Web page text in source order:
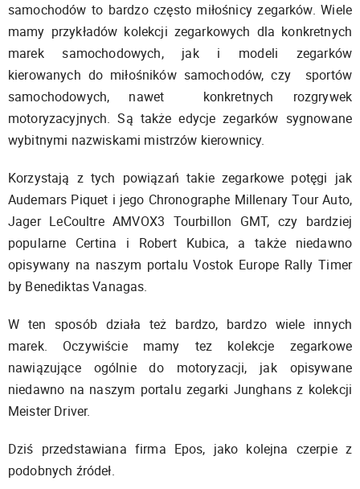
samochodów to bardzo często miłośnicy zegarków. Wiele
mamy przykładów kolekcji zegarkowych dla konkretnych
marek samochodowych, jak i modeli zegarków
kierowanych do miłośników samochodów, czy sportów
samochodowych, nawet konkretnych rozgrywek
motoryzacyjnych. Są także edycje zegarków sygnowane
wybitnymi nazwiskami mistrzów kierownicy.
Korzystają z tych powiązań takie zegarkowe potęgi jak
Audemars Piquet i jego Chronographe Millenary Tour Auto,
Jager LeCoultre AMVOX3 Tourbillon GMT, czy bardziej
popularne Certina i Robert Kubica, a także niedawno
opisywany na naszym portalu Vostok Europe Rally Timer
by Benediktas Vanagas.
W ten sposób działa też bardzo, bardzo wiele innych
marek. Oczywiście mamy tez kolekcje zegarkowe
nawiązujące ogólnie do motoryzacji, jak opisywane
niedawno na naszym portalu zegarki Junghans z kolekcji
Meister Driver.
Dziś przedstawiana firma Epos, jako kolejna czerpie z
podobnych źródeł.